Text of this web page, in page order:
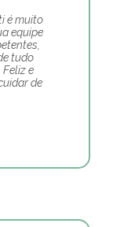
é muito
equipe
tudo
e
de